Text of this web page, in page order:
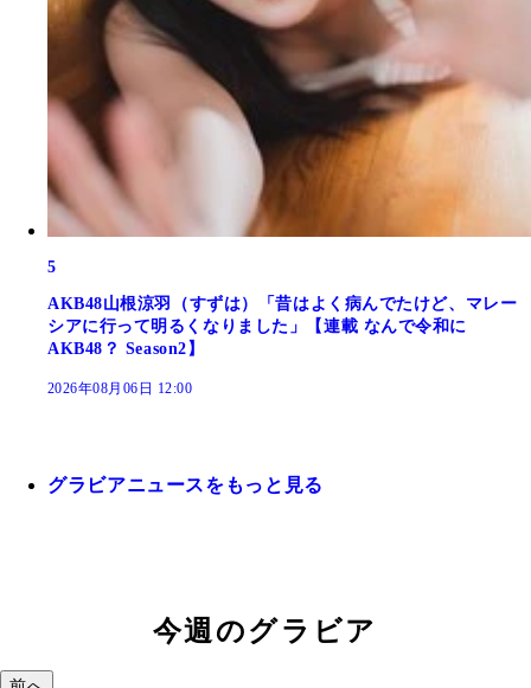
5
AKB48山根涼羽（すずは）「昔はよく病んでたけど、マレー
シアに行って明るくなりました」【連載 なんで令和に
AKB48？ Season2】
2026年08月06日 12:00
グラビアニュースをもっと見る
今週のグラビア